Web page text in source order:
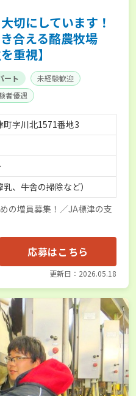
切にしています！
合える酪農牧場
重視】
ート
未経験歓迎
者優遇
町字川北1571番地3
、牛舎の掃除など）
の増員募集！／JA標津の支
応募はこちら
更新日：2026.05.18